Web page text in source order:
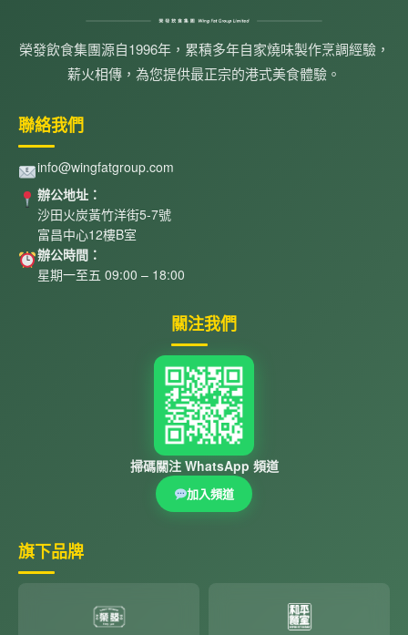
榮發飲食集團源自1996年，累積多年自家燒味製作烹調經驗，
薪火相傳，為您提供最正宗的港式美食體驗。
聯絡我們
info@wingfatgroup.com
辦公地址：
沙田火炭黃竹洋街5-7號
富昌中心12樓B室
辦公時間：
星期一至五 09:00 – 18:00
關注我們
掃碼關注 WhatsApp 頻道
加入頻道
旗下品牌